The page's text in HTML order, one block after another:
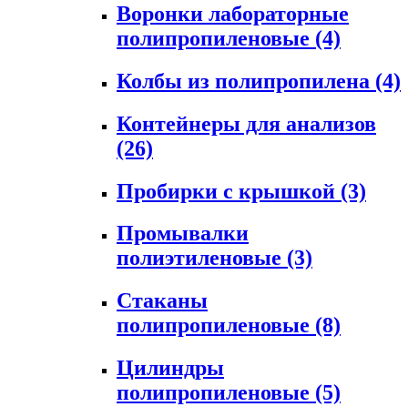
Воронки лабораторные
полипропиленовые (4)
Колбы из полипропилена (4)
Контейнеры для анализов
(26)
Пробирки с крышкой (3)
Промывалки
полиэтиленовые (3)
Стаканы
полипропиленовые (8)
Цилиндры
полипропиленовые (5)